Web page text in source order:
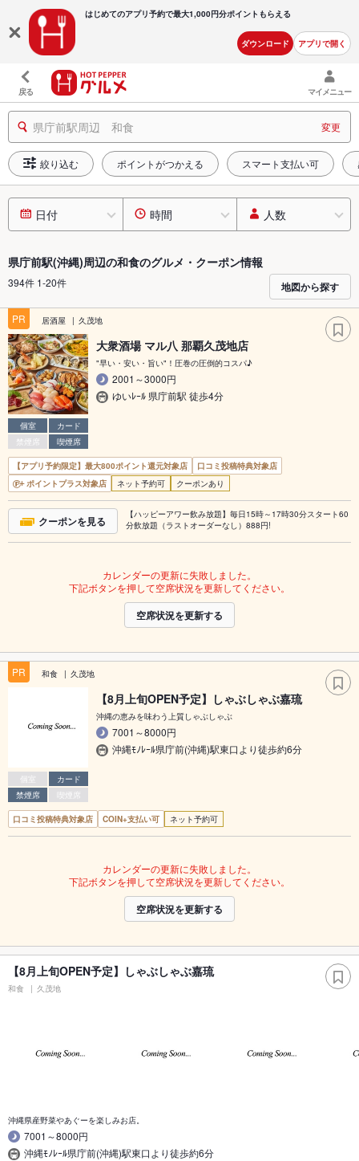
はじめてのアプリ予約で最大1,000円分ポイントもらえる
ダウンロード アプリで開く
戻る マイメニュー
県庁前駅周辺 和食 変更
絞り込む ポイントがつかえる スマート支払い可
日付 時間 人数
県庁前駅(沖縄)周辺の和食のグルメ・クーポン情報
394件 1-20件 地図から探す
PR 居酒屋 久茂地
個室
カード
禁煙席
喫煙席
大衆酒場 マル八 那覇久茂地店
"早い・安い・旨い"！圧巻の圧倒的コスパ♪
2001～3000円
ゆいﾚｰﾙ 県庁前駅 徒歩4分
【アプリ予約限定】最大800ポイント還元対象店
口コミ投稿特典対象店
ポイントプラス対象店
ネット予約可 クーポンあり
クーポンを見る
【ハッピーアワー飲み放題】毎日15時～17時30分スタート60
分飲放題（ラストオーダーなし）888円!
カレンダーの更新に失敗しました。
下記ボタンを押して空席状況を更新してください。
空席状況を更新する
PR 和食 久茂地
個室
カード
禁煙席
喫煙席
【8月上旬OPEN予定】しゃぶしゃぶ嘉琉
沖縄の恵みを味わう上質しゃぶしゃぶ
7001～8000円
沖縄ﾓﾉﾚｰﾙ県庁前(沖縄)駅東口より徒歩約6分
口コミ投稿特典対象店 COIN+支払い可 ネット予約可
カレンダーの更新に失敗しました。
下記ボタンを押して空席状況を更新してください。
空席状況を更新する
【8月上旬OPEN予定】しゃぶしゃぶ嘉琉
和食 久茂地
沖縄県産野菜やあぐーを楽しみお店。
7001～8000円
沖縄ﾓﾉﾚｰﾙ県庁前(沖縄)駅東口より徒歩約6分